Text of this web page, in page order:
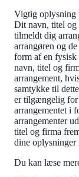
Vigtig oplysning
Dit navn, titel og
tilmeldt dig
arrangøren og
form af en fysisk
navn, titel og
arrangement,
samtykke til
er tilgængelig for
arrangementet i
arrangementer
titel og firma
dine oplysninger
Du kan læse